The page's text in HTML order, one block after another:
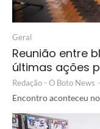
Geral
Reunião entre
últimas ações
Redação - O Boto News -
Encontro aconteceu